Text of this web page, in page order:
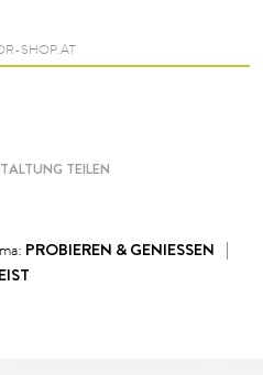
SHOP.AT
TEILEN
PROBIEREN & GENIESSEN